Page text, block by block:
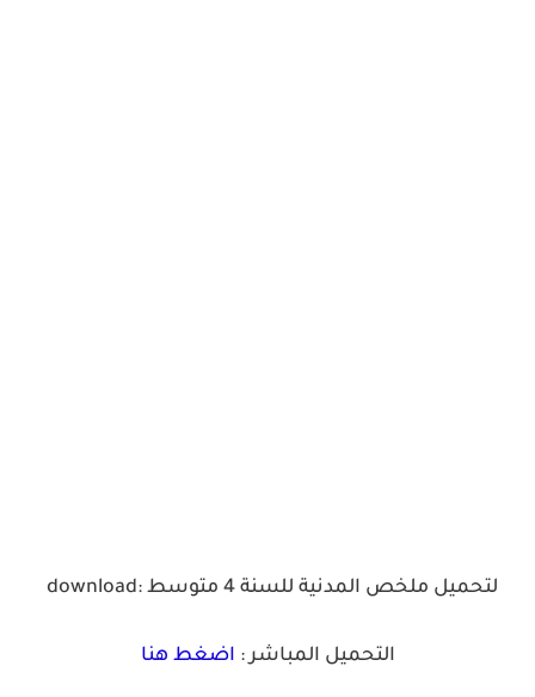
لتحميل ملخص المدنية للسنة 4 متوسط download:
التحميل المباشر : اضغط هنا